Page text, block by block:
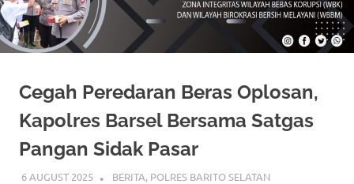
Cegah Peredaran Beras Oplosan,
Kapolres Barsel Bersama Satgas
Pangan Sidak Pasar
6 AUGUST 2025 ADMIN_POLRESBARSEL
BERITA, POLRES BARITO SELATAN